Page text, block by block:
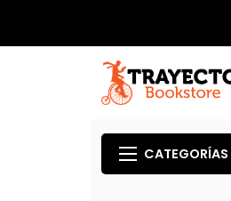
CATEGORÍAS